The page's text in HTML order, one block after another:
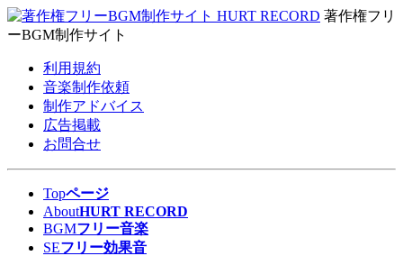
著作権フリ
ーBGM制作サイト
利用規約
音楽制作依頼
制作アドバイス
広告掲載
お問合せ
Topページ
AboutHURT RECORD
BGMフリー音楽
SEフリー効果音